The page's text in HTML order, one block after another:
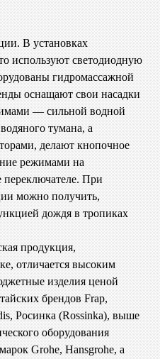
В установках
используют светодиодную
гидромассажной
оснащают свои насадки
— сильной водной
тумана, а
делают кнопочное
режимами на
переключателе. При
можно получить,
дождя в тропиках
продукция,
отличается высоким
изделия ценой
брендов Frap,
Росинка (Rossinka), выше
оборудования
Grohe, Hansgrohe, а